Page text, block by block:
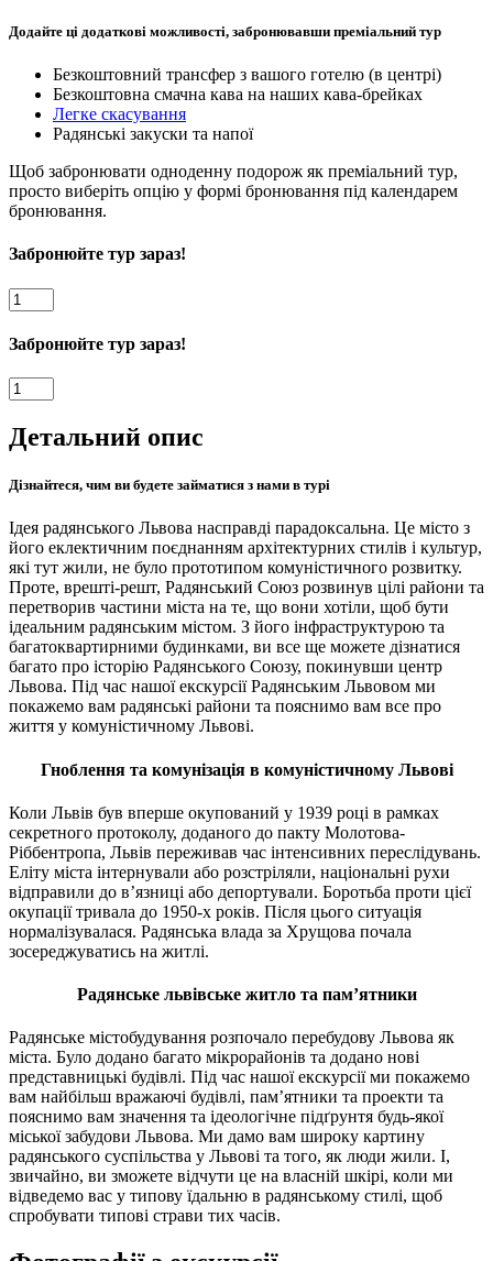
Додайте ці додаткові можливості, забронювавши преміальний тур
Безкоштовний трансфер з вашого готелю (в центрі)
Безкоштовна смачна кава на наших кава-брейках
Легке скасування
Радянські закуски та напої
Щоб забронювати одноденну подорож як преміальний тур,
просто виберіть опцію у формі бронювання під календарем
бронювання.
Забронюйте тур зараз!
Радянський
Львів
-
Екскурсія
комуністичним
Львовом
Забронюйте тур зараз!
Радянський
Львів
-
Екскурсія
Львовом
Детальний опис
Дізнайтеся, чим ви будете займатися з нами в турі
Ідея радянського Львова насправді парадоксальна. Це місто з
його еклектичним поєднанням архітектурних стилів і культур,
які тут жили, не було прототипом комуністичного розвитку.
Проте, врешті-решт, Радянський Союз розвинув цілі райони та
перетворив частини міста на те, що вони хотіли, щоб бути
ідеальним радянським містом. З його інфраструктурою та
багатоквартирними будинками, ви все ще можете дізнатися
багато про історію Радянського Союзу, покинувши центр
Львова. Під час нашої екскурсії Радянським Львовом ми
покажемо вам радянські райони та пояснимо вам все про
життя у комуністичному Львові.
Гноблення та комунізація в комуністичному Львові
Коли Львів був вперше окупований у 1939 році в рамках
секретного протоколу, доданого до пакту Молотова-
Ріббентропа, Львів переживав час інтенсивних переслідувань.
Еліту міста інтернували або розстріляли, національні рухи
відправили до в’язниці або депортували. Боротьба проти цієї
окупації тривала до 1950-х років. Після цього ситуація
нормалізувалася. Радянська влада за Хрущова почала
зосереджуватись на житлі.
Радянське львівське житло та пам’ятники
Радянське містобудування розпочало перебудову Львова як
міста. Було додано багато мікрорайонів та додано нові
представницькі будівлі. Під час нашої екскурсії ми покажемо
вам найбільш вражаючі будівлі, пам’ятники та проекти та
пояснимо вам значення та ідеологічне підґрунтя будь-якої
міської забудови Львова. Ми дамо вам широку картину
радянського суспільства у Львові та того, як люди жили. І,
звичайно, ви зможете відчути це на власній шкірі, коли ми
відведемо вас у типову їдальню в радянському стилі, щоб
спробувати типові страви тих часів.